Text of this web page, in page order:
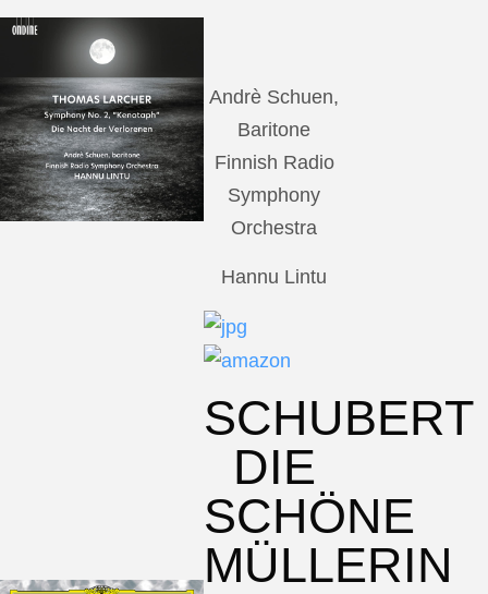
Andrè Schuen,
Baritone
Finnish Radio
Symphony
Orchestra
Hannu Lintu
SCHUBERT
DIE
SCHÖNE
MÜLLERIN